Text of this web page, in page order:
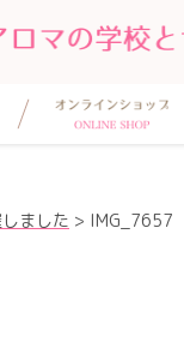
ました > IMG_7657